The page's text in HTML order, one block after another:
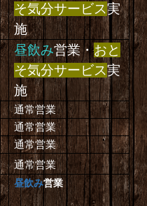
そ気分サービス実
施
昼飲み営業・おと
そ気分サービス実
施
通常営業
通常営業
通常営業
通常営業
昼飲み営業